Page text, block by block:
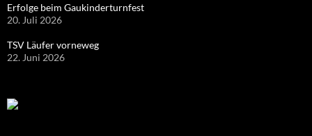
Erfolge beim Gaukinderturnfest
20. Juli 2026
TSV Läufer vorneweg
22. Juni 2026